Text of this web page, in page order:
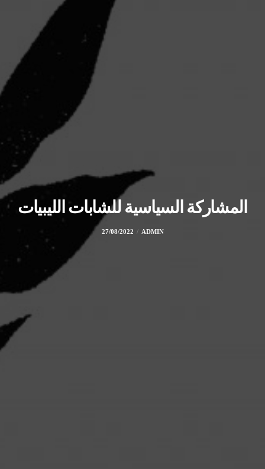
المشاركة السياسية للشابات الليبيات
ADMIN
27/08/2022